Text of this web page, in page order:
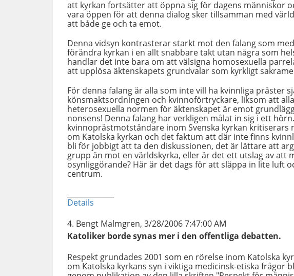
att kyrkan fortsätter att öppna sig för dagens människor
vara öppen för att denna dialog sker tillsamman med
att både ge och ta emot.
Denna vidsyn kontrasterar starkt mot den falang som
förändra kyrkan i en allt snabbare takt utan några som
handlar det inte bara om att välsigna homosexuella
att upplösa äktenskapets grundvalar som kyrkligt
För denna falang är alla som inte vill ha kvinnliga präster
könsmaktsordningen och kvinnoförtryckare, liksom att
heterosexuella normen för äktenskapet är emot
nonsens! Denna falang har verkligen målat in sig i ett
kvinnoprästmotståndare inom Svenska kyrkan
om Katolska kyrkan och det faktum att där inte finns
bli för jobbigt att ta den diskussionen, det är lättare att
grupp än mot en världskyrka, eller är det ett utslag av att
osynliggörande? Här är det dags för att släppa in lite luft
centrum.
Details
Bengt Malmgren, 3/28/2006 7:47:00 AM
Katoliker borde synas mer i den offentliga debatten.
Respekt grundades 2001 som en rörelse inom Katolska
om Katolska kyrkans syn i viktiga medicinsk-etiska frågor